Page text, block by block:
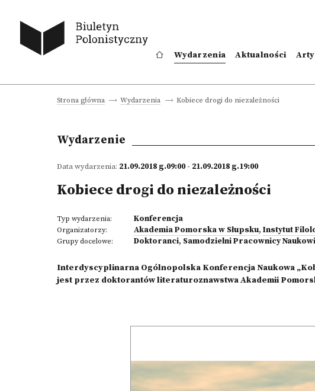
Wydarzenia Aktualności
Strona główna Wydarzenia Kobiece drogi do niezależności
Wydarzenie
Data wydarzenia: 21.09.2018 g.09:00 - 21.09.2018 g.19:00
Kobiece drogi do niezależności
Typ wydarzenia: Konferencja
Organizatorzy: Akademia Pomorska w Słupsku, Instytut
Grupy docelowe: Doktoranci, Samodzielni Pracownicy Naukowi
Interdyscyplinarna Ogólnopolska Konferencja Naukowa
jest przez doktorantów literaturoznawstwa Akademii